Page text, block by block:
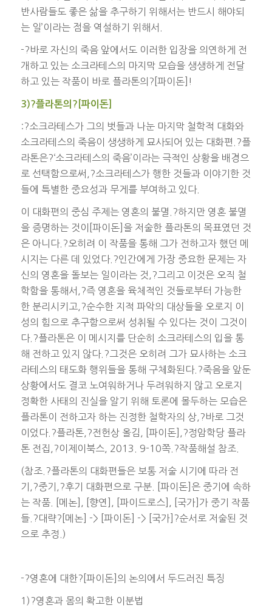
반사람들도 좋은 삶을 추구하기 위해서는 반드시 해야되
는 일’이라는 점을 역설하기 위해서.
-?바로 자신의 죽음 앞에서도 이러한 입장을 의연하게 전
개하고 있는 소크라테스의 마지막 모습을 생생하게 전달
하고 있는 작품이 바로 플라톤의?[파이돈]!
3)?플라톤의?[파이돈]
:?소크라테스가 그의 벗들과 나눈 마지막 철학적 대화와
소크라테스의 죽음이 생생하게 묘사되어 있는 대화편.?플
라톤은?‘소크라테스의 죽음’이라는 극적인 상황을 배경으
로 선택함으로써,?소크라테스가 행한 것들과 이야기한 것
들에 특별한 중요성과 무게를 부여하고 있다.
이 대화편의 중심 주제는 영혼의 불멸.?하지만 영혼 불멸
을 증명하는 것이[파이돈]을 저술한 플라톤의 목표였던 것
은 아니다.?오히려 이 작품을 통해 그가 전하고자 했던 메
시지는 다른 데 있었다.?인간에게 가장 중요한 문제는 자
신의 영혼을 돌보는 일이라는 것,?그리고 이것은 오직 철
학함을 통해서,?즉 영혼을 육체적인 것들로부터 가능한
한 분리시키고,?순수한 지적 파악의 대상들을 오로지 이
성의 힘으로 추구함으로써 성취될 수 있다는 것이 그것이
다.?플라톤은 이 메시지를 단순히 소크라테스의 입을 통
해 전하고 있지 않다.?그것은 오히려 그가 묘사하는 소크
라테스의 태도화 행위들을 통해 구체화된다.?죽음을 앞둔
상황에서도 결코 노여워하거나 두려워하지 않고 오로지
정확한 사태의 진실을 알기 위해 토론에 몰두하는 모습은
플라톤이 전하고자 하는 진정한 철학자의 상,?바로 그것
이었다.?플라톤,?전헌상 올김, [파이돈],?정암학당 플라
톤 전집,?이제이북스, 2013. 9-10쪽.?작품해설 참조.
(참조.?플라톤의 대화편들은 보통 저술 시기에 따라 전
기,?중기,?후기 대화편으로 구분. [파이돈]은 중기에 속하
는 작품. [메논], [향연], [파이드로스], [국가]가 중기 작품
들.?대략?[메논] -> [파이돈] -> [국가]?순서로 저술된 것
으로 추정.)
-?영혼에 대한?[파이돈]의 논의에서 두드러진 특징
1)?영혼과 몸의 확고한 이분법